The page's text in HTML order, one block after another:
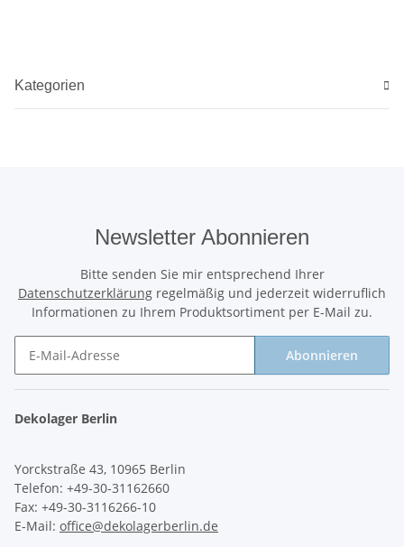
Kategorien
Newsletter Abonnieren
Bitte senden Sie mir entsprechend Ihrer
Datenschutzerklärung regelmäßig und jederzeit widerruflich
Informationen zu Ihrem Produktsortiment per E-Mail zu.
Abonnieren
Dekolager Berlin
Yorckstraße 43, 10965 Berlin
Telefon: +49-30-31162660
Fax: +49-30-3116266-10
E-Mail: office@dekolagerberlin.de